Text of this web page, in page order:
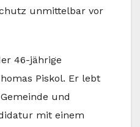
unmittelbar vor
46-jährige
Piskol. Er lebt
und
mit einem